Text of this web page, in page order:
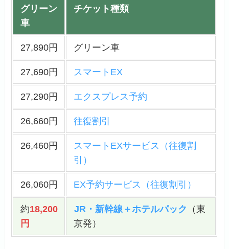
グリーン
車
チケット種類
27,890円 グリーン車
27,690円 スマートEX
27,290円 エクスプレス予約
26,660円 往復割引
26,460円
スマートEXサービス（往復割
引）
26,060円 EX予約サービス（往復割引）
約18,200
円
JR・新幹線＋ホテルパック （東
京発）